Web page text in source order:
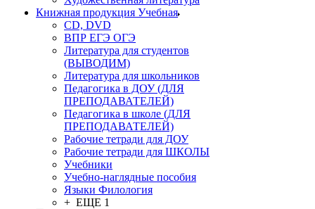
Книжная продукция Учебная
CD, DVD
ВПР ЕГЭ ОГЭ
Литература для студентов
(ВЫВОДИМ)
Литература для школьников
Педагогика в ДОУ (ДЛЯ
ПРЕПОДАВАТЕЛЕЙ)
Педагогика в школе (ДЛЯ
ПРЕПОДАВАТЕЛЕЙ)
Рабочие тетради для ДОУ
Рабочие тетради для ШКОЛЫ
Учебники
Учебно-наглядные пособия
Языки Филология
+ ЕЩЕ 1